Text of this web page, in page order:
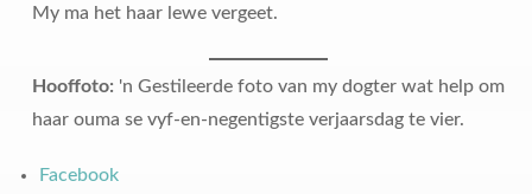
My ma het haar lewe vergeet.
Hooffoto: 'n Gestileerde foto van my dogter wat help om
haar ouma se vyf-en-negentigste verjaarsdag te vier.
Facebook